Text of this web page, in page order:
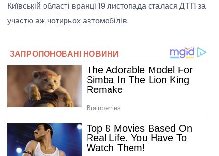
Київській області вранці 19 листопада сталася ДТП за
участю аж чотирьох автомобілів.